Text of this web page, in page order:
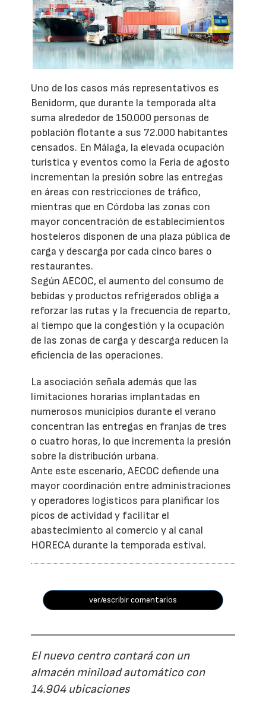
Uno de los casos más representativos es
Benidorm, que durante la temporada alta
suma alrededor de 150.000 personas de
población flotante a sus 72.000 habitantes
censados. En Málaga, la elevada ocupación
turística y eventos como la Feria de agosto
incrementan la presión sobre las entregas
en áreas con restricciones de tráfico,
mientras que en Córdoba las zonas con
mayor concentración de establecimientos
hosteleros disponen de una plaza pública de
carga y descarga por cada cinco bares o
restaurantes.
Según AECOC, el aumento del consumo de
bebidas y productos refrigerados obliga a
reforzar las rutas y la frecuencia de reparto,
al tiempo que la congestión y la ocupación
de las zonas de carga y descarga reducen la
eficiencia de las operaciones.
La asociación señala además que las
limitaciones horarias implantadas en
numerosos municipios durante el verano
concentran las entregas en franjas de tres
o cuatro horas, lo que incrementa la presión
sobre la distribución urbana.
Ante este escenario, AECOC defiende una
mayor coordinación entre administraciones
y operadores logísticos para planificar los
picos de actividad y facilitar el
abastecimiento al comercio y al canal
HORECA durante la temporada estival.
ver/escribir comentarios
El nuevo centro contará con un
almacén miniload automático con
14.904 ubicaciones